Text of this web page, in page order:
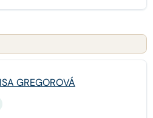
GREGOROVÁ